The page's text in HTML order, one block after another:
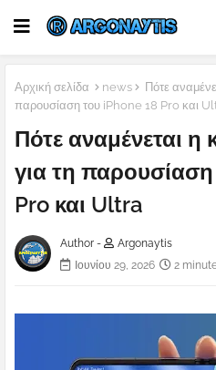
Αρχική σελίδα news
Πότε
παρουσίαση του iPhone 18 Pro και
Πότε αναμένεται η
για τη
Pro και Ultra
Author -
Argonaytis
Ιουνίου 29, 2026
2